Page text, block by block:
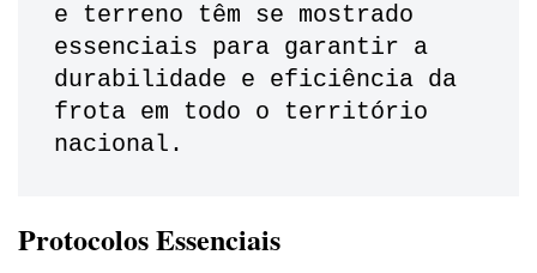
e terreno têm se mostrado
essenciais para garantir a
durabilidade e eficiência da
frota em todo o território
nacional.
Protocolos Essenciais